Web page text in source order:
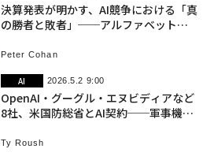
決算発表が明かす、AI競争における「真
の勝者と敗者」──アルファベット圧
Peter Cohan
AI 2026.5.2 9:00
OpenAI・グーグル・エヌビディアなど
8社、米国防総省とAI契約──軍事機密
Ty Roush